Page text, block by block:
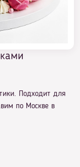
Подходит для
по Москве в